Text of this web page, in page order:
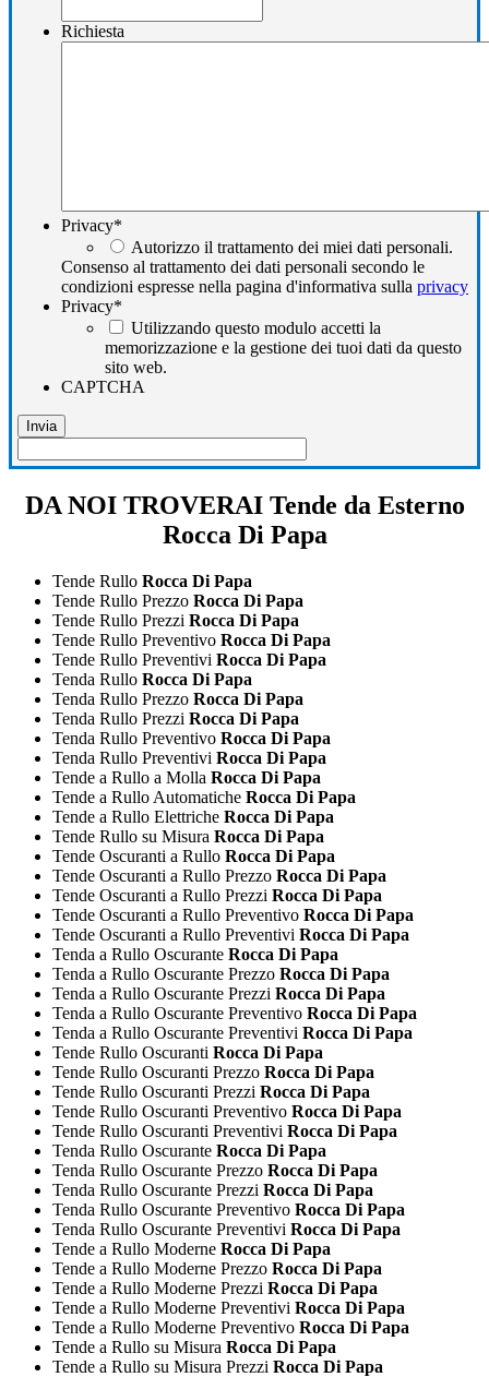
Richiesta
Privacy*
Autorizzo il trattamento dei miei dati personali.
Consenso al trattamento dei dati personali secondo le
condizioni espresse nella pagina d'informativa sulla privacy
Privacy*
Utilizzando questo modulo accetti la
memorizzazione e la gestione dei tuoi dati da questo
sito web.
CAPTCHA
DA NOI TROVERAI Tende da Esterno
Rocca Di Papa
Tende Rullo Rocca Di Papa
Tende Rullo Prezzo Rocca Di Papa
Tende Rullo Prezzi Rocca Di Papa
Tende Rullo Preventivo Rocca Di Papa
Tende Rullo Preventivi Rocca Di Papa
Tenda Rullo Rocca Di Papa
Tenda Rullo Prezzo Rocca Di Papa
Tenda Rullo Prezzi Rocca Di Papa
Tenda Rullo Preventivo Rocca Di Papa
Tenda Rullo Preventivi Rocca Di Papa
Tende a Rullo a Molla Rocca Di Papa
Tende a Rullo Automatiche Rocca Di Papa
Tende a Rullo Elettriche Rocca Di Papa
Tende Rullo su Misura Rocca Di Papa
Tende Oscuranti a Rullo Rocca Di Papa
Tende Oscuranti a Rullo Prezzo Rocca Di Papa
Tende Oscuranti a Rullo Prezzi Rocca Di Papa
Tende Oscuranti a Rullo Preventivo Rocca Di Papa
Tende Oscuranti a Rullo Preventivi Rocca Di Papa
Tenda a Rullo Oscurante Rocca Di Papa
Tenda a Rullo Oscurante Prezzo Rocca Di Papa
Tenda a Rullo Oscurante Prezzi Rocca Di Papa
Tenda a Rullo Oscurante Preventivo Rocca Di Papa
Tenda a Rullo Oscurante Preventivi Rocca Di Papa
Tende Rullo Oscuranti Rocca Di Papa
Tende Rullo Oscuranti Prezzo Rocca Di Papa
Tende Rullo Oscuranti Prezzi Rocca Di Papa
Tende Rullo Oscuranti Preventivo Rocca Di Papa
Tende Rullo Oscuranti Preventivi Rocca Di Papa
Tenda Rullo Oscurante Rocca Di Papa
Tenda Rullo Oscurante Prezzo Rocca Di Papa
Tenda Rullo Oscurante Prezzi Rocca Di Papa
Tenda Rullo Oscurante Preventivo Rocca Di Papa
Tenda Rullo Oscurante Preventivi Rocca Di Papa
Tende a Rullo Moderne Rocca Di Papa
Tende a Rullo Moderne Prezzo Rocca Di Papa
Tende a Rullo Moderne Prezzi Rocca Di Papa
Tende a Rullo Moderne Preventivi Rocca Di Papa
Tende a Rullo Moderne Preventivo Rocca Di Papa
Tende a Rullo su Misura Rocca Di Papa
Tende a Rullo su Misura Prezzi Rocca Di Papa